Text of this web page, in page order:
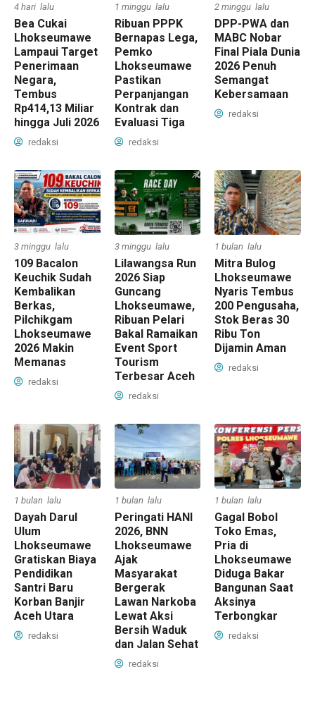
4 hari lalu
Bea Cukai
Lhokseumawe
Lampaui Target
Penerimaan
Negara,
Tembus
Rp414,13 Miliar
hingga Juli 2026
redaksi
1 minggu lalu
Ribuan PPPK
Bernapas Lega,
Pemko
Lhokseumawe
Pastikan
Perpanjangan
Kontrak dan
Evaluasi Tiga
redaksi
2 minggu lalu
DPP-PWA dan
MABC Nobar
Final Piala Dunia
2026 Penuh
Semangat
Kebersamaan
redaksi
3 minggu lalu
109 Bacalon
Keuchik Sudah
Kembalikan
Berkas,
Pilchikgam
Lhokseumawe
2026 Makin
Memanas
redaksi
3 minggu lalu
Lilawangsa Run
2026 Siap
Guncang
Lhokseumawe,
Ribuan Pelari
Bakal Ramaikan
Event Sport
Tourism
Terbesar Aceh
redaksi
1 bulan lalu
Mitra Bulog
Lhokseumawe
Nyaris Tembus
200 Pengusaha,
Stok Beras 30
Ribu Ton
Dijamin Aman
redaksi
1 bulan lalu
Dayah Darul
Ulum
Lhokseumawe
Gratiskan Biaya
Pendidikan
Santri Baru
Korban Banjir
Aceh Utara
redaksi
1 bulan lalu
Peringati HANI
2026, BNN
Lhokseumawe
Ajak
Masyarakat
Bergerak
Lawan Narkoba
Lewat Aksi
Bersih Waduk
dan Jalan Sehat
redaksi
1 bulan lalu
Gagal Bobol
Toko Emas,
Pria di
Lhokseumawe
Diduga Bakar
Bangunan Saat
Aksinya
Terbongkar
redaksi